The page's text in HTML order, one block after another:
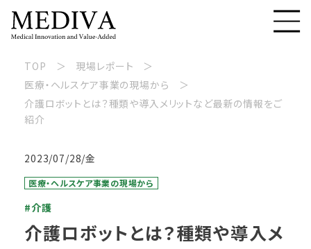
TOP
現場レポート
医療・ヘルスケア事業の現場から
介護ロボットとは？種類や導入メリットなど最新の情報をご
紹介
2023/07/28/金
医療・ヘルスケア事業の現場から
#介護
介護ロボットとは？種類や導入メ